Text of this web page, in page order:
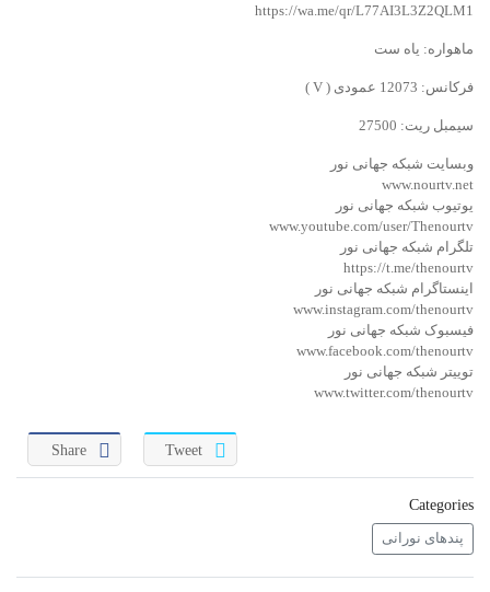
https://wa.me/qr/L77AI3L3Z2QLM1
ماهواره: یاه ست
فرکانس: 12073 عمودی ( V )
سیمبل ریت: 27500
وبسایت شبکه جهانی نور
www.nourtv.net
یوتیوب شبکه جهانی نور
www.youtube.com/user/Thenourtv
تلگرام شبکه جهانی نور
https://t.me/thenourtv
اینستاگرام شبکه جهانی نور
www.instagram.com/thenourtv
فیسبوک شبکه جهانی نور
www.facebook.com/thenourtv
توییتر شبکه جهانی نور
www.twitter.com/thenourtv
Share Tweet
Categories
پندهای نورانی